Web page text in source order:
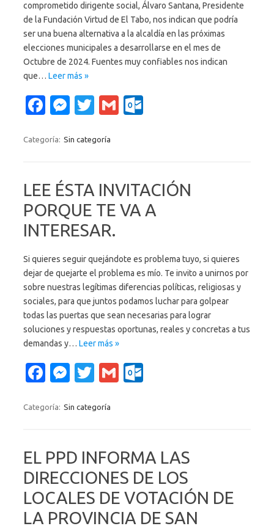
comprometido dirigente social, Álvaro Santana, Presidente
de la Fundación Virtud de El Tabo, nos indican que podría
ser una buena alternativa a la alcaldía en las próximas
elecciones municipales a desarrollarse en el mes de
Octubre de 2024. Fuentes muy confiables nos indican
que… Leer más »
Fa
e
o
o
k
M
se
g
er
T
it
r
G
k.
c
o
Categoría: Sin categoría
LEE ÉSTA INVITACIÓN
PORQUE TE VA A
INTERESAR.
Si quieres seguir quejándote es problema tuyo, si quieres
dejar de quejarte el problema es mío. Te invito a unirnos por
sobre nuestras legítimas diferencias políticas, religiosas y
sociales, para que juntos podamos luchar para golpear
todas las puertas que sean necesarias para lograr
soluciones y respuestas oportunas, reales y concretas a tus
demandas y… Leer más »
Fa
e
o
o
k
M
se
g
er
T
it
r
G
k.
c
o
m
Categoría: Sin categoría
EL PPD INFORMA LAS
DIRECCIONES DE LOS
LOCALES DE VOTACIÓN DE
LA PROVINCIA DE SAN